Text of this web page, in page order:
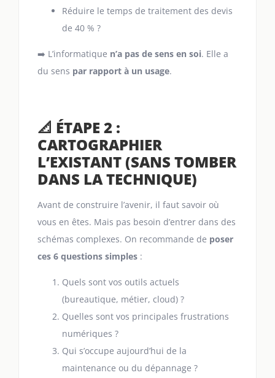
Réduire le temps de traitement des devis
de 40 % ?
➡️ L’informatique n’a pas de sens en soi. Elle a
du sens par rapport à un usage.
📐 ÉTAPE 2 :
CARTOGRAPHIER
L’EXISTANT (SANS TOMBER
DANS LA TECHNIQUE)
Avant de construire l’avenir, il faut savoir où
vous en êtes. Mais pas besoin d’entrer dans des
schémas complexes. On recommande de poser
ces 6 questions simples :
Quels sont vos outils actuels
(bureautique, métier, cloud) ?
Quelles sont vos principales frustrations
numériques ?
Qui s’occupe aujourd’hui de la
maintenance ou du dépannage ?